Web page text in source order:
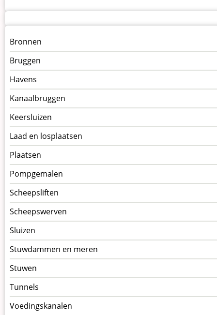
Menu
kunstwerken
op
kunstwerkpagina
Bronnen
Bruggen
Havens
Kanaalbruggen
Keersluizen
Laad en losplaatsen
Plaatsen
Pompgemalen
Scheepsliften
Scheepswerven
Sluizen
Stuwdammen en meren
Stuwen
Tunnels
Voedingskanalen